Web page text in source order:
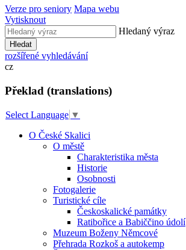
Verze pro seniory Mapa webu
Vytisknout
Hledaný výraz
Hledat
rozšířené vyhledávání
cz
Překlad (translations)
Select Language ▼
O České Skalici
O městě
Charakteristika města
Historie
Osobnosti
Fotogalerie
Turistické cíle
Českoskalické památky
Ratibořice a Babiččino údolí
Muzeum Boženy Němcové
Přehrada Rozkoš a autokemp